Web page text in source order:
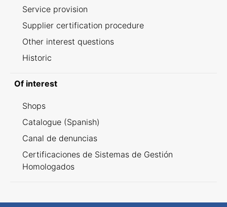
Service provision
Supplier certification procedure
Other interest questions
Historic
Of interest
Shops
Catalogue (Spanish)
Canal de denuncias
Certificaciones de Sistemas de Gestión
Homologados